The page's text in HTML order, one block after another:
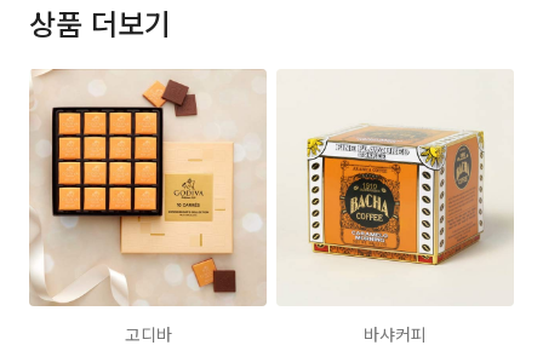
상품 더보기
고디바 바샤커피